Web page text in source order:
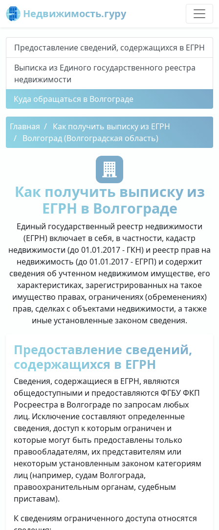
Недвижимость.гуру
Предоставление сведений, содержащихся в ЕГРН
Выписка из Единого государственного реестра
недвижимости
Куда обращаться в Волгограде
Главная
Как получить выписку из ЕГРН
Волгоград (Волгоградская область)
Как получить выписку из
ЕГРН в Волгограде
Единый государственный реестр недвижимости
(ЕГРН) включает в себя, в частности, кадастр
недвижимости (до 01.01.2017 - ГКН) и реестр прав на
недвижимость (до 01.01.2017 - ЕГРП) и содержит
сведения об учтенном недвижимом имуществе, его
характеристиках, зарегистрированных на такое
имущество правах, ограничениях (обременениях)
прав, сделках с объектами недвижимости, а также
иные установленные законом сведения.
Предоставление сведений,
содержащихся в ЕГРН
Сведения, содержащиеся в ЕГРН, являются
общедоступными и предоставляются ФГБУ ФКП
Росреестра в Волгограде по запросам любых
лиц. Исключение составляют определенные
сведения, доступ к которым ограничен и
которые могут быть предоставлены только
правообладателям, их представителям или
некоторым установленным законом категориям
лиц (например, судам Волгограда,
правоохранительным органам, судебным
приставам).
К сведениям ограниченного доступа относятся